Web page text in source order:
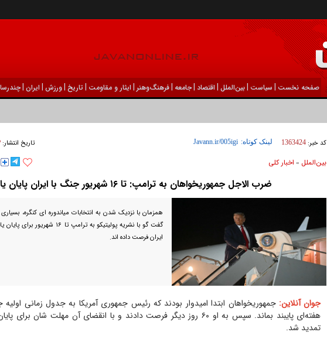
صفحه نخست | سیاست |بين‌الملل | اقتصاد |جامعه |فرهنگ‌و‌هنر | ایثار و مقاومت |تاریخ |ورزش | ايران |
کد خبر: 1363424 لینک کوتاه: تاریخ انتشار:
بين‌الملل » اخبار كلی
ضرب الاجل جمهوریخواهان به ترامپ: تا ۱۶ شهریور جنگ با ایران پایان یابد
همزمان با نزدیک شدن به انتخابات میاندوره ای کنگره،
گفت گو با نشریه پولیتیکو به ترامپ تا
ایران فرصت داده اند.
جوان آنلاین: جمهوریخواهان ابتدا امیدوار بودند که رئیس جمهوری آمریکا به جدول زمانی
هفته‌ای پایبند بماند. سپس به او ۶۰ روز دیگر فرصت دادند و با انقضای آن مهلت شان
تمدید شد.